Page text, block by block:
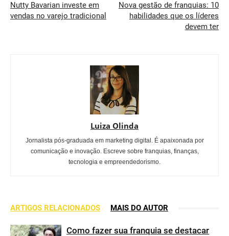
Nutty Bavarian investe em
vendas no varejo tradicional
Nova gestão de franquias: 10
habilidades que os líderes
devem ter
Luiza Olinda
Jornalista pós-graduada em marketing digital. É apaixonada por
comunicação e inovação. Escreve sobre franquias, finanças,
tecnologia e empreendedorismo.
ARTIGOS RELACIONADOS MAIS DO AUTOR
Como fazer sua franquia se destacar